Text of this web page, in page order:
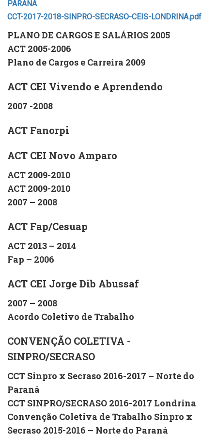
PARANÁ
CCT-2017-2018-SINPRO-SECRASO-CEIS-LONDRINA.pdf
PLANO DE CARGOS E SALÁRIOS 2005
ACT 2005-2006
Plano de Cargos e Carreira 2009
ACT CEI Vivendo e Aprendendo
2007 -2008
ACT Fanorpi
ACT CEI Novo Amparo
ACT 2009-2010
ACT 2009-2010
2007 – 2008
ACT Fap/Cesuap
ACT 2013 – 2014
Fap – 2006
ACT CEI Jorge Dib Abussaf
2007 – 2008
Acordo Coletivo de Trabalho
CONVENÇÃO COLETIVA -
SINPRO/SECRASO
CCT Sinpro x Secraso 2016-2017 – Norte do
Paraná
CCT SINPRO/SECRASO 2016-2017 Londrina
Convenção Coletiva de Trabalho Sinpro x
Secraso 2015-2016 – Norte do Paraná